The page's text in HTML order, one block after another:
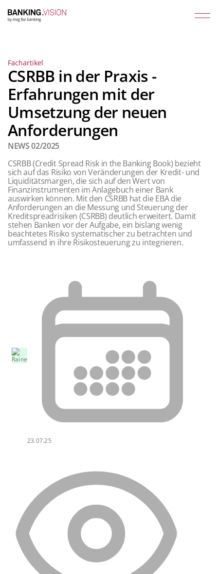
Fachartikel
CSRBB in der Praxis -
Erfahrungen mit der
Umsetzung der neuen
Anforderungen
NEWS 02/2025
CSRBB (Credit Spread Risk in the Banking Book) bezieht
sich auf das Risiko von Veränderungen der Kredit- und
Liquiditätsmargen, die sich auf den Wert von
Finanzinstrumenten im Anlagebuch einer Bank
auswirken können. Mit den CSRBB hat die EBA die
Anforderungen an die Messung und Steuerung der
Kreditspreadrisiken (CSRBB) deutlich erweitert. Damit
stehen Banken vor der Aufgabe, ein bislang wenig
beachtetes Risiko systematischer zu betrachten und
umfassend in ihre Risikosteuerung zu integrieren.
23.07.25